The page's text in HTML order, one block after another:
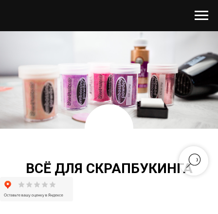
ВСЁ ДЛЯ СКРАПБУКИНГА